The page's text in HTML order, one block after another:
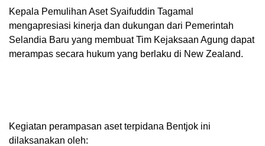
Kepala Pemulihan Aset Syaifuddin Tagamal
mengapresiasi kinerja dan dukungan dari Pemerintah
Selandia Baru yang membuat Tim Kejaksaan Agung dapat
merampas secara hukum yang berlaku di New Zealand.
Kegiatan perampasan aset terpidana Bentjok ini
dilaksanakan oleh: